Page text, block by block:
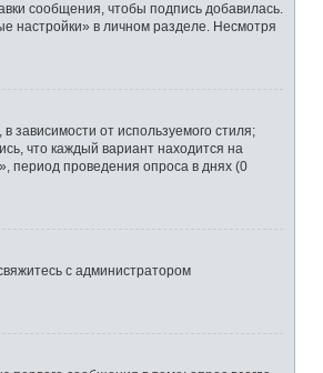
сообщения, чтобы подпись добавилась.
настройки» в личном разделе. Несмотря
от используемого стиля;
что каждый вариант находится на
период проведения опроса в днях (0
с администратором